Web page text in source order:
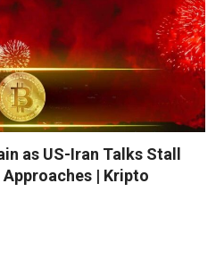
as US-Iran Talks Stall
Approaches | Kripto